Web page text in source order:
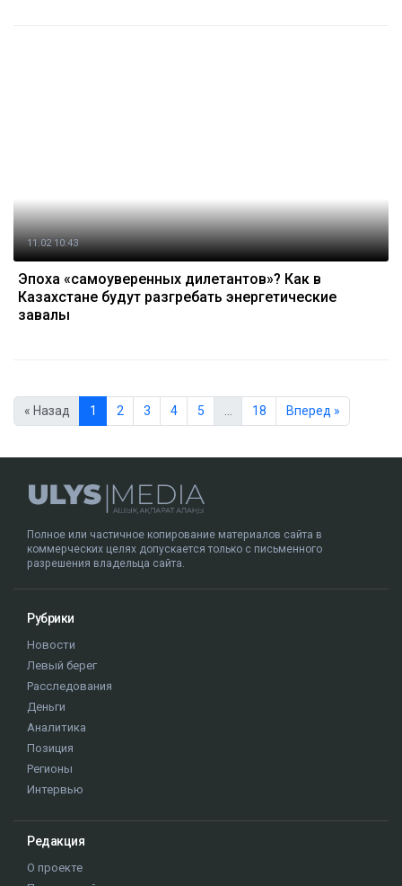
11.02 10:43
Эпоха «самоуверенных дилетантов»? Как в
Казахстане будут разгребать энергетические
завалы
« Назад 1 2 3 4 5 … 18 Вперед »
Полное или частичное копирование материалов сайта в
коммерческих целях допускается только с письменного
разрешения владельца сайта.
Рубрики
Новости
Левый берег
Расследования
Деньги
Аналитика
Позиция
Регионы
Интервью
Редакция
О проекте